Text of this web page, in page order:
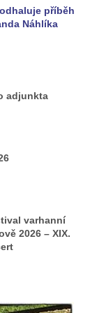
příběh
Náhlíka
adjunkta
varhanní
2026 – XIX.